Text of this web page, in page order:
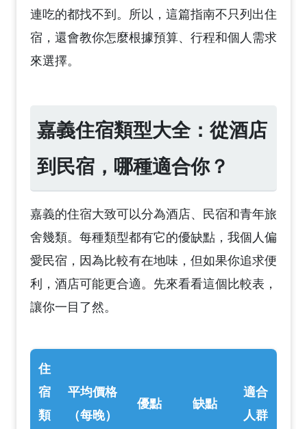
連吃的都找不到。所以，這篇指南不只列出住
宿，還會教你怎麼根據預算、行程和個人需求
來選擇。
嘉義住宿類型大全：從酒店
到民宿，哪種適合你？
嘉義的住宿大致可以分為酒店、民宿和青年旅
舍幾類。每種類型都有它的優缺點，我個人偏
愛民宿，因為比較有在地味，但如果你追求便
利，酒店可能更合適。先來看看這個比較表，
讓你一目了然。
住
宿
類
平均價格
（每晚）
優點 缺點
適合
人群